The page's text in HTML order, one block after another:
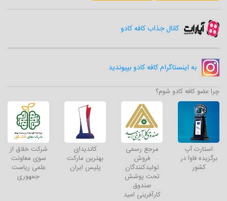
به اینستاگرام کافه کادو بپیوندید
کانال جذاب کافه کادو
چرا عضو کافه کادو شوم؟
استارت آپ
برگزیده فاوا در
کشور
مرجع رسمی
فروش
تولیدکنندگان
تحت پوشش
صندوق
کارآفرینی امید
کاندیدای
بهترین مارکت
پلیس ایران
شرکت خلاق از
سوی معاونت
علمی ریاست
جمهوری